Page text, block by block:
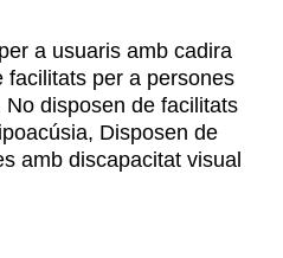
a usuaris amb cadira
facilitats per a persones
disposen de facilitats
Disposen de
amb discapacitat visual